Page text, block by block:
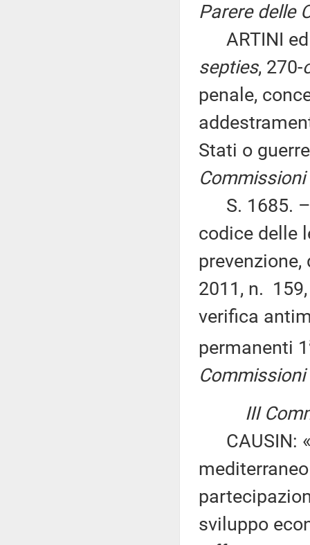
Parere delle
ARTINI ed
septies, 270-
penale,
Stati o
Commissioni
S. 1685. –
codice delle
2011, n.
verifica
permanenti 1
Commissioni
III
CAUSIN:
sviluppo